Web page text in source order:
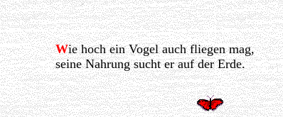
Wie hoch ein Vogel auch fliegen mag,
seine Nahrung sucht er auf der Erde.